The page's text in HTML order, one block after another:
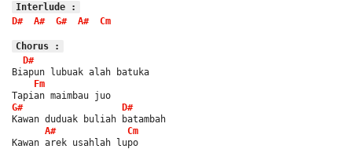
Interlude :
D#
A# G# A# Cm
Chorus :
D#
Biapun lubuak alah batuka
Fm
Tapian maimbau juo
G#
D#
Kawan duduak buliah batambah
A#
Cm
Kawan arek usahlah lupo